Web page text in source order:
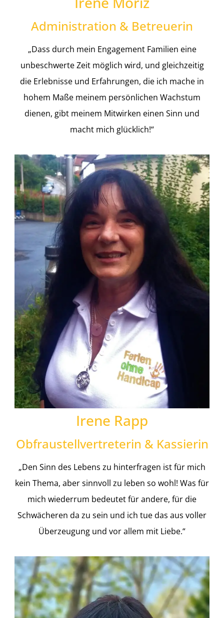
Administration & Betreuerin
„Dass durch mein Engagement Familien eine
unbeschwerte Zeit möglich wird, und gleichzeitig
die Erlebnisse und Erfahrungen, die ich mache in
hohem Maße meinem persönlichen Wachstum
dienen, gibt meinem Mitwirken einen Sinn und
macht mich glücklich!“
Irene Rapp
Obfraustellvertreterin & Kassierin
„Den Sinn des Lebens zu hinterfragen ist für mich
kein Thema, aber sinnvoll zu leben so wohl! Was für
mich wiederrum bedeutet für andere, für die
Schwächeren da zu sein und ich tue das aus voller
Überzeugung und vor allem mit Liebe.“